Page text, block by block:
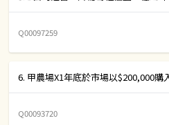
Q00097259
6. 甲農場X1年底於市場以$200,000購
Q00093720